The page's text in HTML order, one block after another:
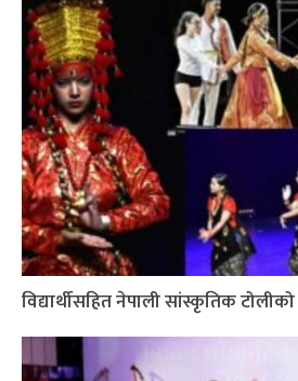
विद्यार्थीसहित नेपाली सांस्कृतिक टोलीको